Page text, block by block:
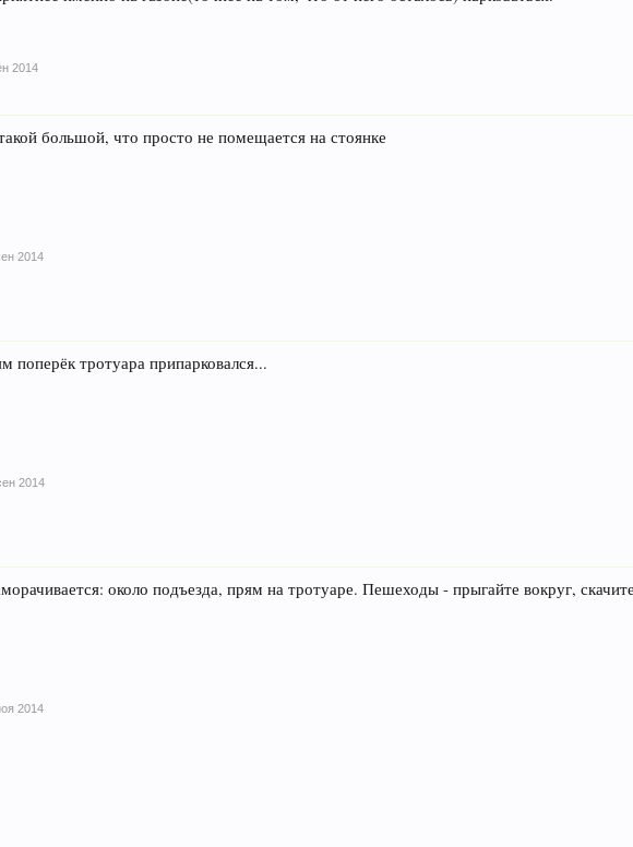
2014
большой, что просто не помещается на стоянке
2014
поперёк тротуара припарковался...
2014
около подъезда, прям на тротуаре. Пешеходы - прыгайте вокруг,
2014